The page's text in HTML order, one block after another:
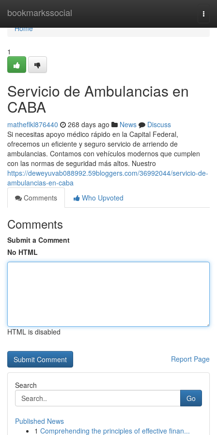
bookmarkssocial
Home
Home
1
Servicio de Ambulancias en
CABA
matheflkl876440 268 days ago News
Discuss
Si necesitas apoyo médico rápido en la Capital Federal,
ofrecemos un eficiente y seguro servicio de arriendo de
ambulancias. Contamos con vehículos modernos que cumplen
con las normas de seguridad más altos. Nuestro
https://deweyuvab088992.59bloggers.com/36992044/servicio-de-
ambulancias-en-caba
Comments
Who Upvoted
Comments
Submit a Comment
No HTML
HTML is disabled
Report Page
Search
Go
Published News
1 Comprehending the principles of effective finan...